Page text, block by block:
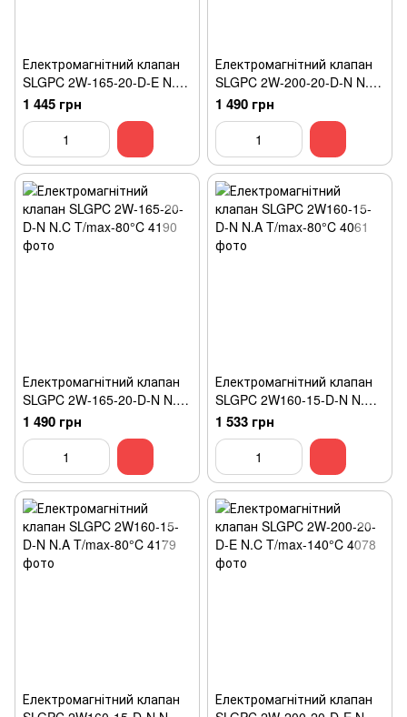
Електромагнітний клапан
SLGPC 2W-165-20-D-E N.C
T/max-140°C
1 445 грн
Електромагнітний клапан
SLGPC 2W-200-20-D-N N.C
T/max-80°C
1 490 грн
Електромагнітний клапан
SLGPC 2W-165-20-D-N N.C
T/max-80°C
1 490 грн
Електромагнітний клапан
SLGPC 2W160-15-D-N N.A
T/max-80°C
1 533 грн
Електромагнітний клапан
Електромагнітний клапан